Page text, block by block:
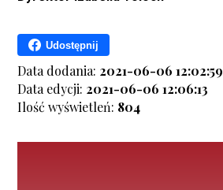
Udostępnij
Data dodania: 2021-06-06 12:02:59
Data edycji: 2021-06-06 12:06:13
Ilość wyświetleń: 804